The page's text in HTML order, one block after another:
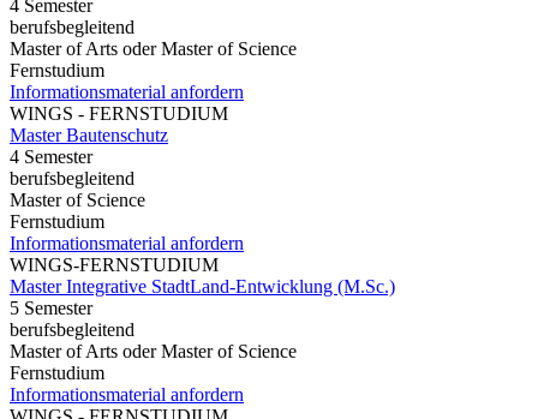
4 Semester
berufsbegleitend
Master of Arts oder Master of Science
Fernstudium
Informationsmaterial anfordern
WINGS - FERNSTUDIUM
Master Bautenschutz
4 Semester
berufsbegleitend
Master of Science
Fernstudium
Informationsmaterial anfordern
WINGS-FERNSTUDIUM
Master Integrative StadtLand-Entwicklung (M.Sc.)
5 Semester
berufsbegleitend
Master of Arts oder Master of Science
Fernstudium
Informationsmaterial anfordern